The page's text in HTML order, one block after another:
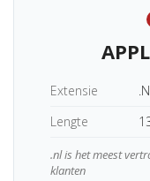
Extensie
Lengte
.nl is het meest
klanten